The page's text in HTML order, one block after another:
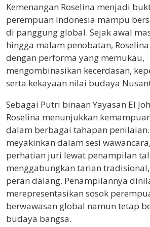
Kemenangan Roselina menjadi
perempuan Indonesia mampu
di panggung global. Sejak awal
hingga malam penobatan,
dengan performa yang memukau,
mengombinasikan kecerdasan,
serta kekayaan nilai budaya
Sebagai Putri binaan Yayasan El
Roselina menunjukkan
dalam berbagai tahapan
meyakinkan dalam sesi
perhatian juri lewat penampilan
menggabungkan tarian
peran dalang. Penampilannya
merepresentasikan sosok
berwawasan global namun tetap
budaya bangsa.